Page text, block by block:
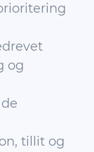
og
tillit og